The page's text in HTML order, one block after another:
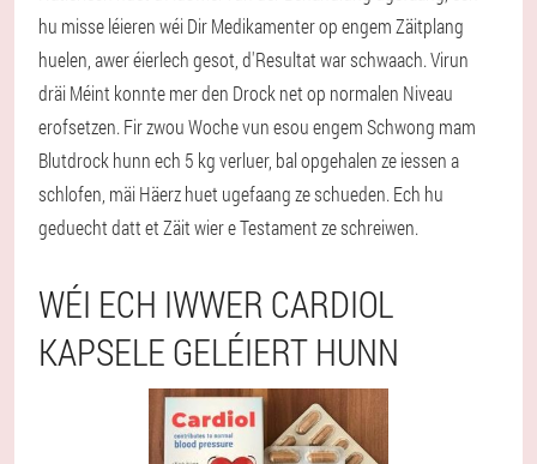
hu misse léieren wéi Dir Medikamenter op engem Zäitplang
huelen, awer éierlech gesot, d'Resultat war schwaach. Virun
dräi Méint konnte mer den Drock net op normalen Niveau
erofsetzen. Fir zwou Woche vun esou engem Schwong mam
Blutdrock hunn ech 5 kg verluer, bal opgehalen ze iessen a
schlofen, mäi Häerz huet ugefaang ze schueden. Ech hu
geduecht datt et Zäit wier e Testament ze schreiwen.
WÉI ECH IWWER CARDIOL
KAPSELE GELÉIERT HUNN